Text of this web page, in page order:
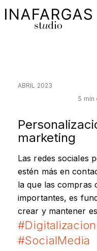
ABRIL 2023
5 min
marketing
Las redes sociales
estén más en
la que las compras
importantes, es
crear y mantener
#Digitalizacion
#SocialMedia